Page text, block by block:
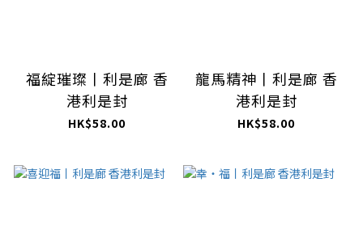
福綻璀璨丨利是廊 香
港利是封
HK$58.00
龍馬精神丨利是廊 香
港利是封
HK$58.00